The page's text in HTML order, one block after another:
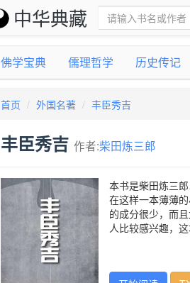
中华典藏
佛学宝典 儒理哲学 历史传记
首页 外国名著 丰臣秀吉
丰臣秀吉 作者:柴田炼三郎
本书是柴田炼三
在这样一本薄薄
的成分很少，而
人比较感兴趣，